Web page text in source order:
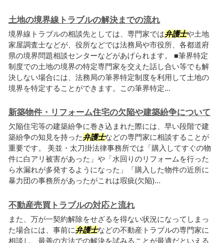
土地の境界線トラブルの解決までの流れ
境界線トラブルの相談先としては、専門家では弁護士や土地
家屋調査士などが、役所などでは法務局や市役所、各都道府
県の境界問題相談センターなどがあげられます。 ■筆界特定
制度での土地の境界の特定専門家を交えた話し合い等でも解
決しない場合には、法務局の筆界特定制度を利用して土地の
境界を特定することができます。この筆界特定...
新築物件・リフォーム住宅の欠陥や建築紛争について
欠陥住宅等の建築紛争に巻き込まれた際には、早い段階で建
築紛争の知見を持った弁護士などの専門家に相談することが
重要です。 美並・太刀掛法律事務所では「購入してすぐの物
件に白アリ被害があった」や「水回りのリフォームを行った
ら水漏れが多発するようになった」「購入した物件の近所に
暴力団の事務所があったがこれは瑕疵(欠陥)...
不動産売買トラブルの対応と流れ
また、万が一契約解除をせざるを得ない状況になってしまっ
た場合には、事前に弁護士などの不動産トラブルの専門家に
相談し、最善の方法での解決を試みることが最適だといえる